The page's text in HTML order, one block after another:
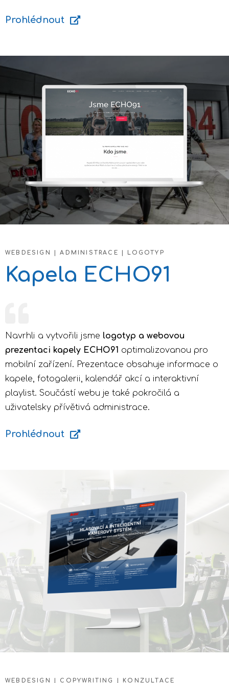
Prohlédnout
WEBDESIGN | ADMINISTRACE | LOGOTYP
Kapela ECHO91
Navrhli a vytvořili jsme logotyp a webovou
prezentaci kapely ECHO91 optimalizovanou pro
mobilní zařízení. Prezentace obsahuje informace o
kapele, fotogalerii, kalendář akcí a interaktivní
playlist. Součástí webu je také pokročilá a
uživatelsky přívětivá administrace.
Prohlédnout
WEBDESIGN | COPYWRITING | KONZULTACE